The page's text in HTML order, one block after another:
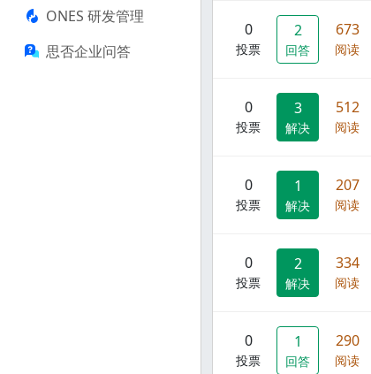
ONES 研发管理
思否企业问答
0
投票
2
回答
673
阅读
0
投票
3
解决
512
阅读
0
投票
1
解决
207
阅读
0
投票
2
解决
334
阅读
0
投票
1
回答
290
阅读